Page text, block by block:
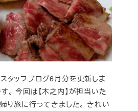
タッフブログ6月分を更新しま
。 今回は【木之内】が担当いた
り旅に行ってきました。 きれい